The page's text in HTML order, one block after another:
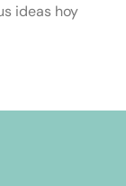
ideas hoy